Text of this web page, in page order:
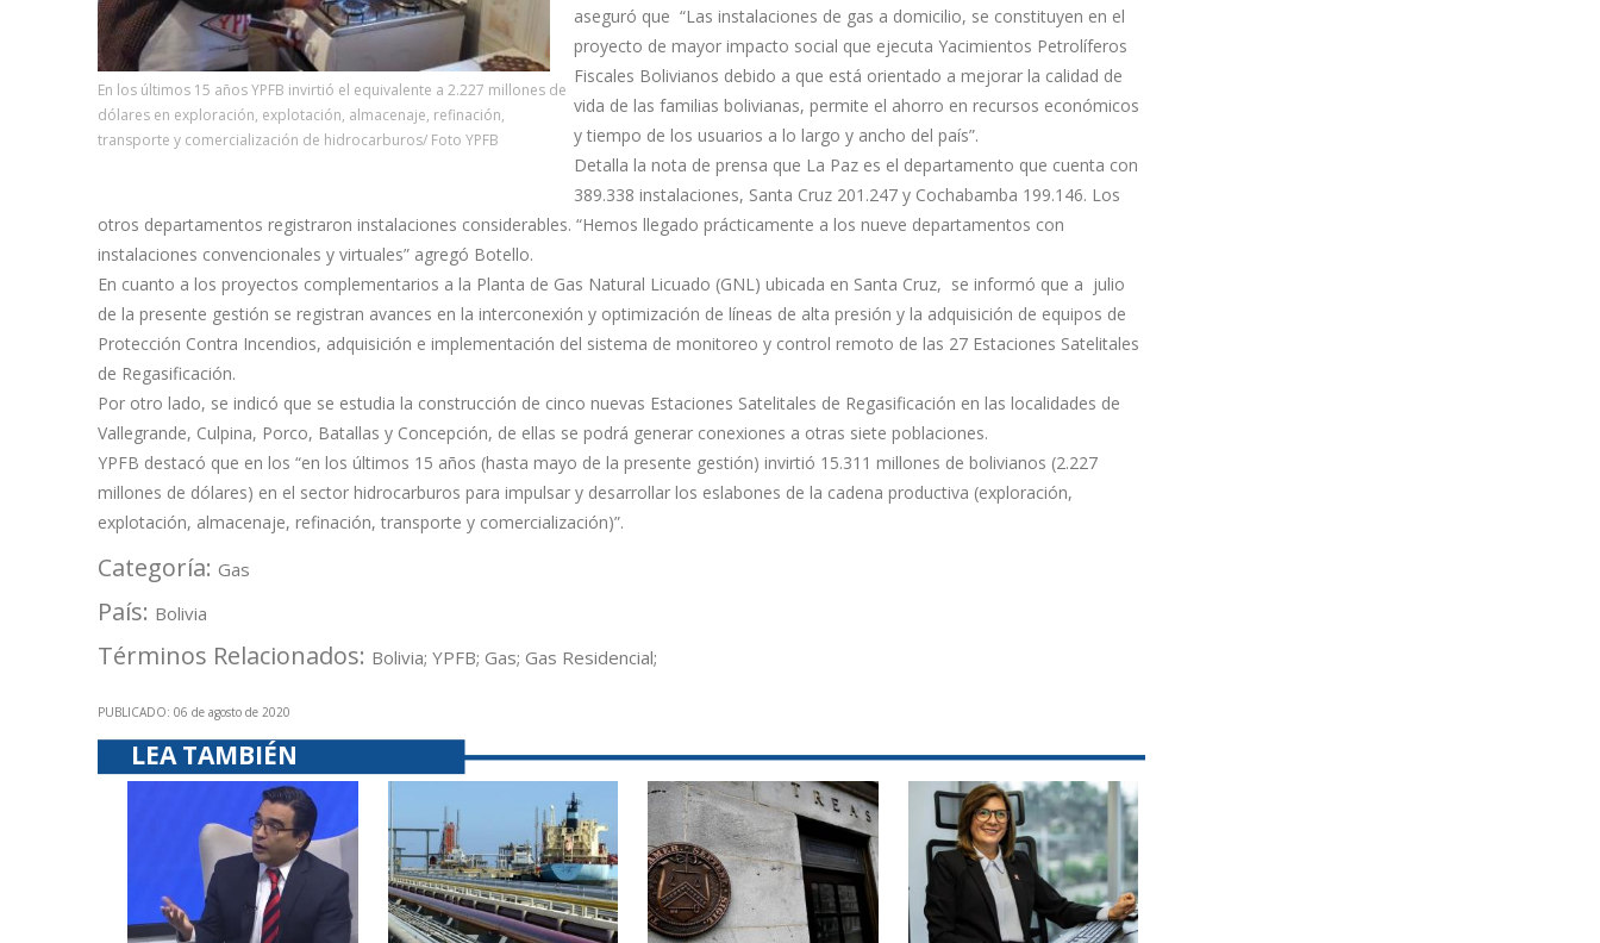
En los últimos 15 años YPFB invirtió el equivalente a 2.227 millones de
dólares en exploración, explotación, almacenaje, refinación,
transporte y comercialización de hidrocarburos/ Foto YPFB
aseguró que “Las instalaciones de gas a domicilio, se constituyen en el
proyecto de mayor impacto social que ejecuta Yacimientos Petrolíferos
Fiscales Bolivianos debido a que está orientado a mejorar la calidad de
vida de las familias bolivianas, permite el ahorro en recursos económicos
y tiempo de los usuarios a lo largo y ancho del país”.
Detalla la nota de prensa que La Paz es el departamento que cuenta con
389.338 instalaciones, Santa Cruz 201.247 y Cochabamba 199.146. Los
otros departamentos registraron instalaciones considerables. “Hemos llegado prácticamente a los nueve departamentos con
instalaciones convencionales y virtuales” agregó Botello.
En cuanto a los proyectos complementarios a la Planta de Gas Natural Licuado (GNL) ubicada en Santa Cruz, se informó que a julio
de la presente gestión se registran avances en la interconexión y optimización de líneas de alta presión y la adquisición de equipos de
Protección Contra Incendios, adquisición e implementación del sistema de monitoreo y control remoto de las 27 Estaciones Satelitales
de Regasificación.
Por otro lado, se indicó que se estudia la construcción de cinco nuevas Estaciones Satelitales de Regasificación en las localidades de
Vallegrande, Culpina, Porco, Batallas y Concepción, de ellas se podrá generar conexiones a otras siete poblaciones.
YPFB destacó que en los “en los últimos 15 años (hasta mayo de la presente gestión) invirtió 15.311 millones de bolivianos (2.227
millones de dólares) en el sector hidrocarburos para impulsar y desarrollar los eslabones de la cadena productiva (exploración,
explotación, almacenaje, refinación, transporte y comercialización)”.
Categoría: Gas
País: Bolivia
Términos Relacionados: Bolivia; YPFB; Gas; Gas Residencial;
PUBLICADO: 06 de agosto de 2020
LEA TAMBIÉN